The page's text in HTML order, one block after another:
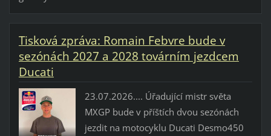
Tisková zpráva: Romain Febvre bude v
sezónách 2027 a 2028 továrním jezdcem
Ducati
23.07.2026.... Úřadující mistr světa
MXGP bude v příštích dvou sezónách
jezdit na motocyklu Ducati Desmo450